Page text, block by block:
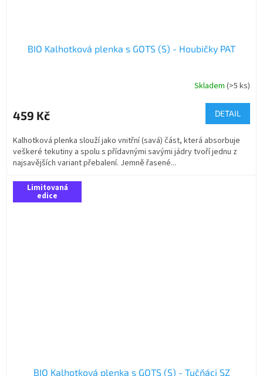
BIO Kalhotková plenka s GOTS (S) - Houbičky PAT
Skladem (>5 ks)
459 Kč DETAIL
Kalhotková plenka slouží jako vnitřní (savá) část, která absorbuje
veškeré tekutiny a spolu s přídavnými savými jádry tvoří jednu z
najsavějších variant přebalení. Jemně řasené...
Limitovaná
edice
BIO Kalhotková plenka s GOTS (S) - Tučňáci SZ